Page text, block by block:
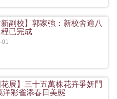
新副校】郭家強：新校舍逾八
已完成
01
花展】三十五萬株花卉爭妍鬥
洋彩雀添春日美態